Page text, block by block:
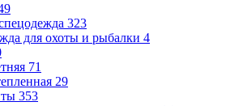
323
для охоты и рыбалки 4
71
29
353